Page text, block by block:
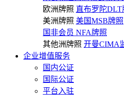
欧洲牌照 直布罗陀DLT
美洲牌照 美国MSB牌照
国非会员 NFA牌照
其他洲牌照 开曼CIMA
企业增值服务
国内公证
国际公证
平台入驻